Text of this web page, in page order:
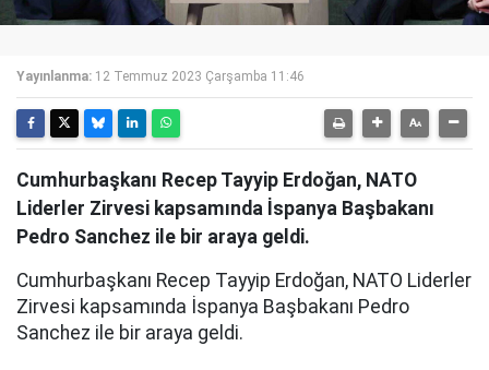
Yayınlanma: 12 Temmuz 2023 Çarşamba 11:46
Cumhurbaşkanı Recep Tayyip Erdoğan, NATO
Liderler Zirvesi kapsamında İspanya Başbakanı
Pedro Sanchez ile bir araya geldi.
Cumhurbaşkanı Recep Tayyip Erdoğan, NATO Liderler
Zirvesi kapsamında İspanya Başbakanı Pedro
Sanchez ile bir araya geldi.